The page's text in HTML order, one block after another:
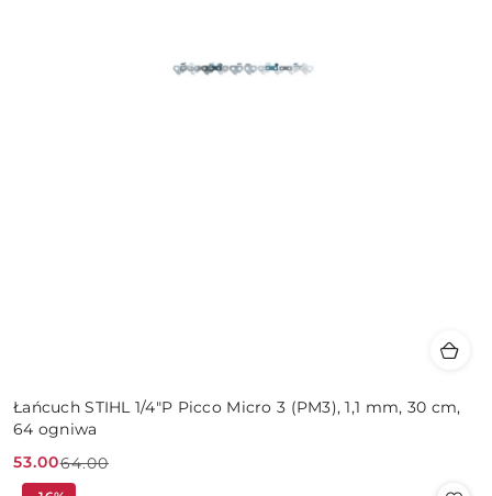
Łańcuch STIHL 1/4"P Picco Micro 3 (PM3), 1,1 mm, 30 cm,
64 ogniwa
Cena
53.00
Cena
64.00